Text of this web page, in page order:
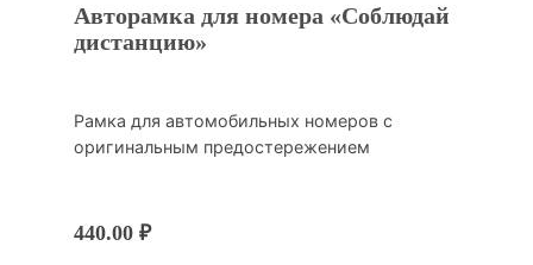
Авторамка для номера «Соблюдай
дистанцию»
Рамка для автомобильных номеров с
оригинальным предостережением
440.00₽